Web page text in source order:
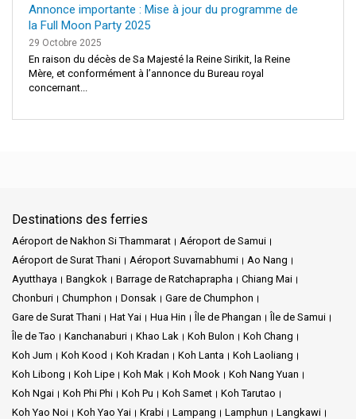
Annonce importante : Mise à jour du programme de
la Full Moon Party 2025
29 Octobre 2025
En raison du décès de Sa Majesté la Reine Sirikit, la Reine
Mère, et conformément à l’annonce du Bureau royal
concernant...
Destinations des ferries
Aéroport de Nakhon Si Thammarat
Aéroport de Samui
Aéroport de Surat Thani
Aéroport Suvarnabhumi
Ao Nang
Ayutthaya
Bangkok Barrage de Ratchaprapha
Chiang Mai
Chonburi
Chumphon Donsak
Gare de Chumphon
Gare de Surat Thani
Hat Yai Hua Hin Île de Phangan
Île de Samui
Île de Tao
Kanchanaburi Khao Lak Koh Bulon
Koh Chang
Koh Jum
Koh Kood Koh Kradan Koh Lanta
Koh Laoliang
Koh Libong
Koh Lipe Koh Mak Koh Mook
Koh Nang Yuan
Koh Ngai
Koh Phi Phi Koh Pu Koh Samet
Koh Tarutao
Koh Yao Noi
Koh Yao Yai Krabi Lampang Lamphun
Langkawi